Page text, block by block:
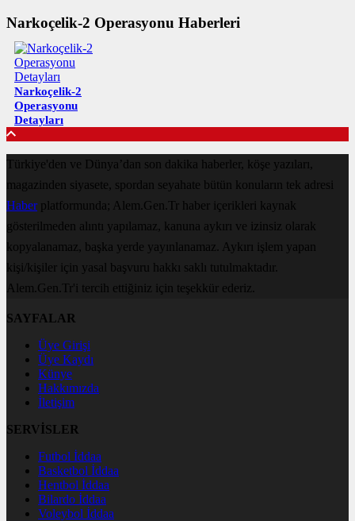
Narkoçelik-2 Operasyonu Haberleri
Narkoçelik-2
Operasyonu
Detayları
Türkiye'den ve Dünya’dan son dakika haberler, köşe yazıları,
magazinden siyasete, spordan seyahate bütün konuların tek adresi
Haberplatformunda; Alem.Gen.Tr haber içerikleri kaynak
gösterilmeden alıntı yapılamaz, kanuna aykırı ve izinsiz olarak
kopyalanamaz, başka yerde yayınlanamaz. Aykırı işlem yapan
kişi/kişiler için yasal başvuru hakkı saklı tutulmaktadır.
Alem.Gen.Tr'i tercih ettiğiniz için teşekkür ederiz.
SAYFALAR
Üye Girişi
Üye Kaydı
Künye
Hakkımızda
İletişim
SERVİSLER
Futbol İddaa
Basketbol İddaa
Hentbol İddaa
Bilardo İddaa
Voleybol İddaa